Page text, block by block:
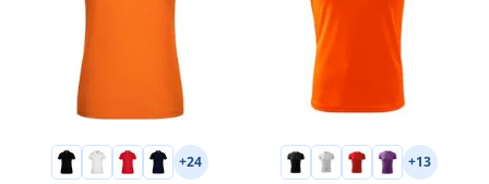
+24 +13